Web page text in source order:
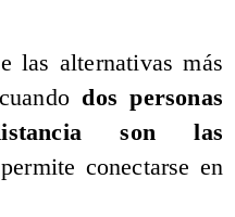
las alternativas más
dos personas
son las
conectarse en